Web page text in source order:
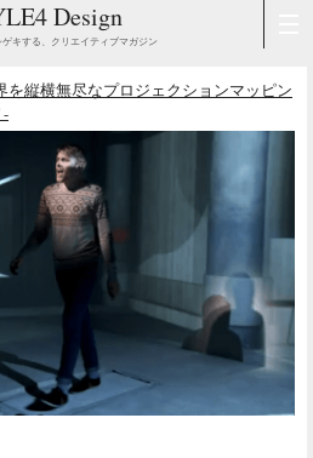
Design
キする、クリエイティブマガジン
縦横無尽なプロジェクションマッピン
-